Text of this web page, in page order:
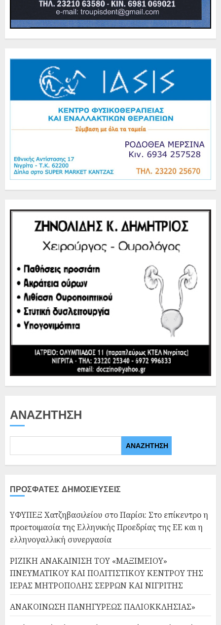
ΑΝΑΖΉΤΗΣΗ
ΑΝΑΖΉΤΗΣΗ
ΠΡΌΣΦΑΤΕΣ ΔΗΜΟΣΙΕΎΣΕΙΣ
ΥΦΥΠΕΞ Χατζηβασιλείου στο Παρίσι: Στο επίκεντρο η
προετοιμασία της Ελληνικής Προεδρίας της ΕΕ και η
ελληνογαλλική συνεργασία
ΡΙΖΙΚΗ ΑΝΑΚΑΙΝΙΣΗ ΤΟΥ «ΜΑΞΙΜΕΙΟΥ»
ΠΝΕΥΜΑΤΙΚΟΥ ΚΑΙ ΠΟΛΙΤΙΣΤΙΚΟΥ ΚΕΝΤΡΟΥ ΤΗΣ
ΙΕΡΑΣ ΜΗΤΡΟΠΟΛΗΣ ΣΕΡΡΩΝ ΚΑΙ ΝΙΓΡΙΤΗΣ
ΑΝΑΚΟΙΝΩΣΗ ΠΑΝΗΓΥΡΕΩΣ ΠΑΛΙΟΚΚΛΗΣΙΑΣ»